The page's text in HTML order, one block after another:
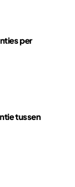
per
tussen